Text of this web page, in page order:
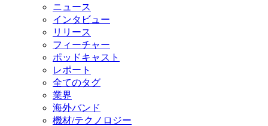
ニュース
インタビュー
リリース
フィーチャー
ポッドキャスト
レポート
全てのタグ
業界
海外バンド
機材/テクノロジー